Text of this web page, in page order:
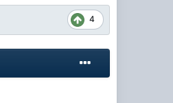
4